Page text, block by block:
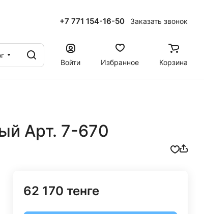
+7 771 154-16-50 Заказать звонок
Войти
Избранное Корзина
Арт. 7-670
62 170 тенге